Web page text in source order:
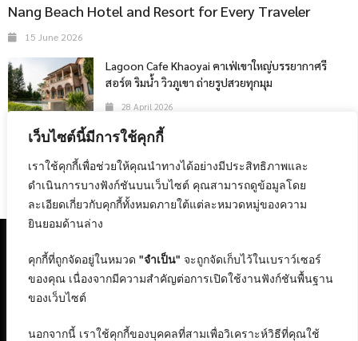
เว็บไซต์นี้มีการใช้คุกกี้
เราใช้คุกกี้เพื่อช่วยให้คุณนำทางได้อย่างมีประสิทธิภาพและ
ดำเนินการบางฟังก์ชันบนเว็บไซต์ คุณสามารถดูข้อมูลโดย
ละเอียดเกี่ยวกับคุกกี้ทั้งหมดภายใต้แต่ละหมวดหมู่ของความ
ยินยอมด้านล่าง
คุกกี้ที่ถูกจัดอยู่ในหมวด "จำเป็น" จะถูกจัดเก็บไว้ในเบราว์เซอร์
ของคุณ เนื่องจากมีความสำคัญต่อการเปิดใช้งานฟังก์ชันพื้นฐาน
ของเว็บไซต์
นอกจากนี้ เราใช้คุกกี้ของบุคคลที่สามเพื่อวิเคราะห์วิธีที่คุณใช้
Nang Beach Hotel and Resort for Every Traveler
15 June 2026
Lagoon Cafe Khaoyai คาเฟ่เขาใหญ่บรรยากาศรี
สอร์ต ริมน้ำ วิวภูเขา ถ่ายรูปสวยทุกมุม
28 April 2026
The 47th Bangkok International Motor Show
24 February 2026